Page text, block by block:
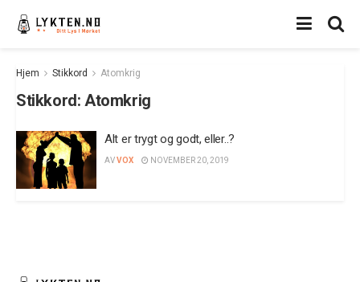
Hjem Stikkord Atomkrig
Stikkord: Atomkrig
Alt er trygt og godt, eller..?
AVVOX NOVEMBER 20, 2019